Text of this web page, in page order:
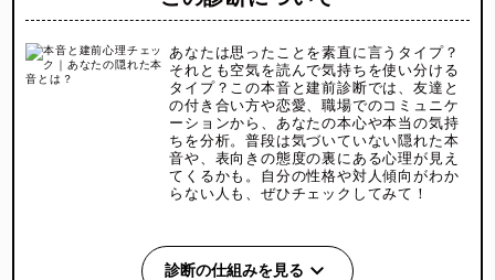
あなたは思ったことを素直に言うタイプ？
それとも空気を読んで気持ちを使い分ける
タイプ？この本音と建前診断では、友達と
の付き合い方や恋愛、職場でのコミュニケ
ーションから、あなたの本心や本当の気持
ちを分析。普段は気づいていない隠れた本
音や、表向きの態度の裏にある心理が見え
てくるかも。自分の性格や対人傾向がわか
らない人も、ぜひチェックしてみて！
本音と建前とは？診断の仕組みを見る